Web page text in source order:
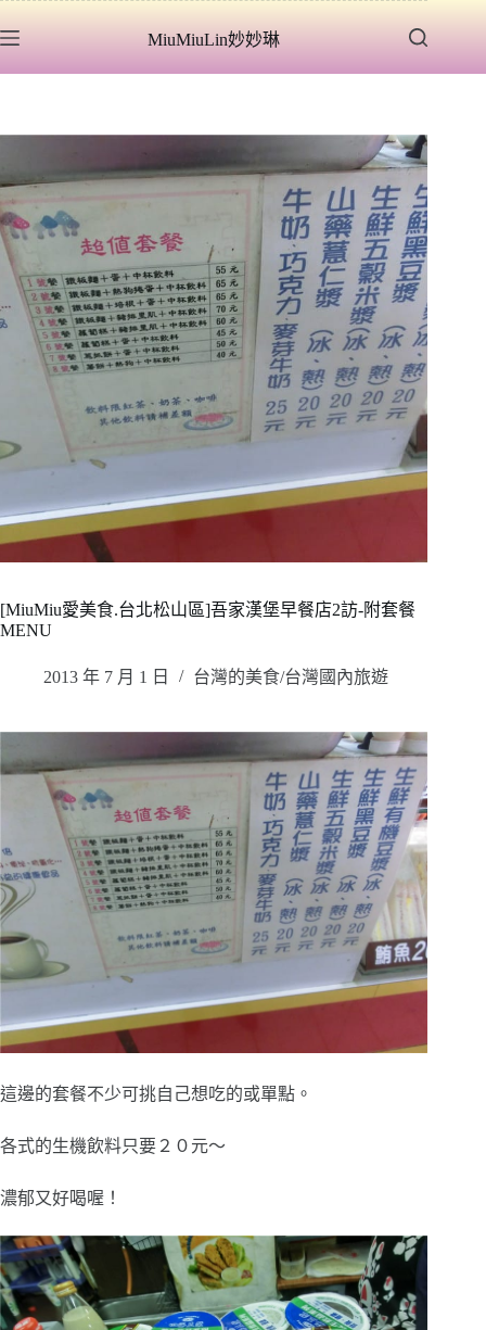
至
MiuMiuLin妙妙琳
[MiuMiu愛美食.台北松山區]吾家漢堡早餐店2訪-附套餐
MENU
2013 年 7 月 1 日 台灣的美食/台灣國內旅遊
這邊的套餐不少可挑自己想吃的或單點。
各式的生機飲料只要２０元～
濃郁又好喝喔！